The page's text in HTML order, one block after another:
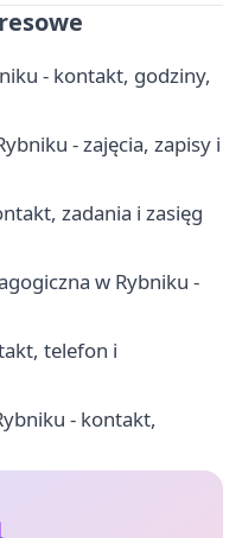
- kontakt, godziny,
- zajęcia, zapisy i
zadania i zasięg
w Rybniku -
telefon i
- kontakt,